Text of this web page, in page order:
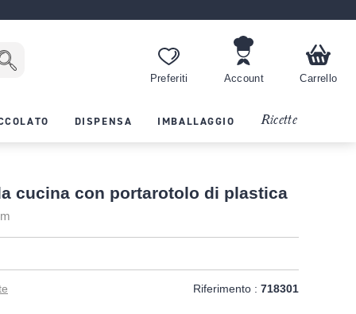
Preferiti Account Carrello
DISPENSA IMBALLAGGIO Ricette
cucina con portarotolo di plastica
Riferimento : 718301